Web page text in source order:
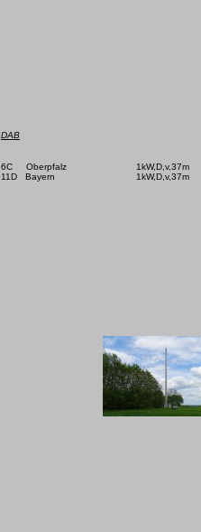
DAB
6C     Oberpfalz
11D   Bayern
1kW,D,v,37m
1kW,D,v,37m